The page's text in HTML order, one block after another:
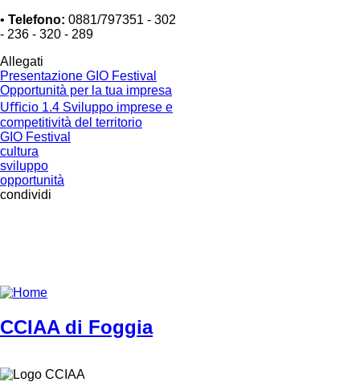
• Telefono: 0881/797351 - 302
- 236 - 320 - 289
Allegati
Presentazione GIO Festival
Opportunità per la tua impresa
Uﬃcio 1.4 Sviluppo imprese e
competitività del territorio
GIO Festival
cultura
sviluppo
opportunità
condividi
CCIAA di Foggia